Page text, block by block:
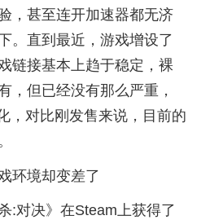
，甚至连开加速器都无济
。直到最近，游戏增设了
链接基本上趋于稳定，裸
，但已经没有那么严重，
，对比刚发售来说，目前的
环境却变差了
:对决》在Steam上获得了